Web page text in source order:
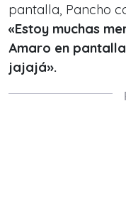
pantalla, Pancho
«Estoy muchas
Amaro en
jajajá».